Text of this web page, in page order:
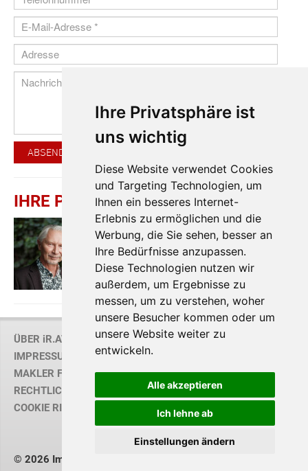
Ihre Privatsphäre ist
uns wichtig
Diese Website verwendet Cookies
und Targeting Technologien, um
Ihnen ein besseres Internet-
Erlebnis zu ermöglichen und die
Werbung, die Sie sehen, besser an
Ihre Bedürfnisse anzupassen.
Diese Technologien nutzen wir
außerdem, um Ergebnisse zu
messen, um zu verstehen, woher
unsere Besucher kommen oder um
unsere Website weiter zu
entwickeln.
Alle akzeptieren
Ich lehne ab
Einstellungen ändern
ABSENDEN
IHRE PERSÖNLICHE BERATUNG
AlexanderRingsmuth
Alexander Ringsmuth GmbH
+43 1 3709098
+43 676 842 055 100
ÜBER iR.AT
IMPRESSUM
MAKLER FINDEN
RECHTLICHE HINWEISE / AGB
COOKIE RICHTLINIE
© 2026 Immobilienring Österreich